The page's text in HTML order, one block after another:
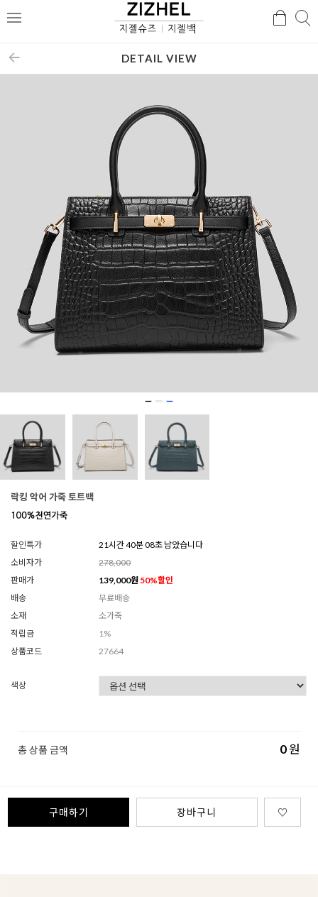
메
검
DETAIL VIEW
락킹 악어 가죽 토트백
할인특가
21시간 40분 07초 남았습니다
소비자가
278,000
판매가
139,000원 50%할인
배송
무료배송
소재
소가죽
적립금
1%
상품코드
27664
색상
총 상품 금액 0원
구매하기 장바구니 ♡